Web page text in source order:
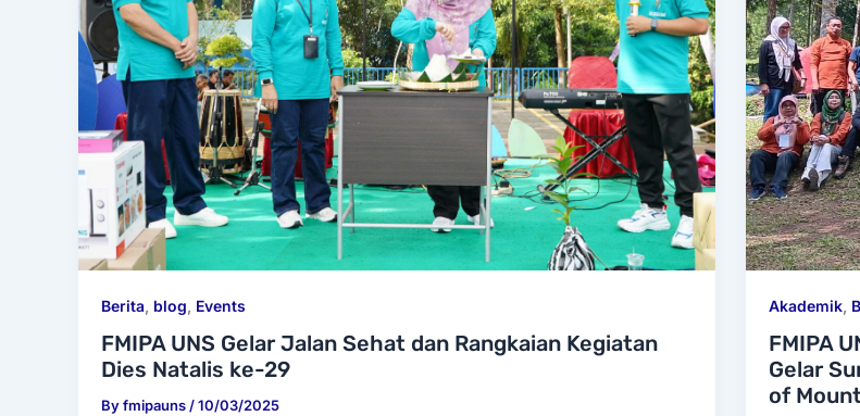
Berita, blog, Events
FMIPA UNS Gelar Jalan Sehat dan Rangkaian Kegiatan
Dies Natalis ke-29
Byfmipauns/10/03/2025
Akademik,
FMIPA
Gelar
of